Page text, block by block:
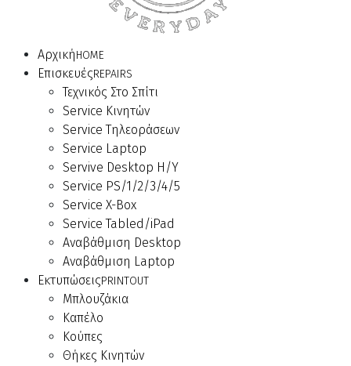
ΑρχικήHOME
ΕπισκευέςREPAIRS
Τεχνικός Στο Σπίτι
Service Κινητών
Service Τηλεοράσεων
Service Laptop
Servive Desktop Η/Υ
Service PS/1/2/3/4/5
Service X-Box
Service Tabled/iPad
Αναβάθμιση Desktop
Αναβάθμιση Laptop
ΕκτυπώσειςPRINTOUT
Μπλουζάκια
Καπέλο
Κούπες
Θήκες Κινητών